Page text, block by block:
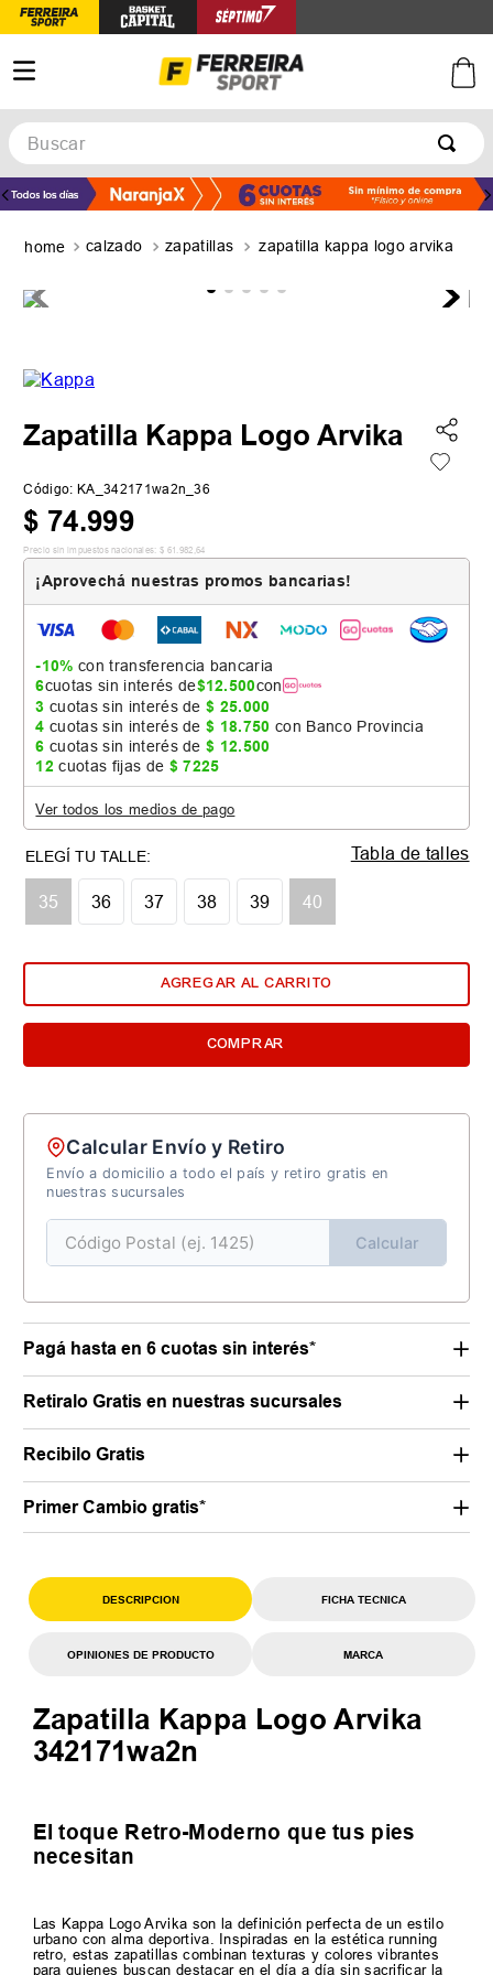
Buscar
calzado zapatillas zapatilla kappa logo arvika
Zapatilla Kappa Logo Arvika
Código: KA_342171wa2n_36
$ 74.999
Precio sin impuestos nacionales: $ 61 982 64
¡Aprovechá nuestras promos bancarias!
-10% con transferencia bancaria
6cuotas sin interés de$12.500con
3 cuotas sin interés de$ 25.000
4 cuotas sin interés de$ 18.750 con Banco Provincia
6 cuotas sin interés de$ 12.500
12 cuotas fijas de $ 7225
Ver todos los medios de pago
35 36 37 38 39 40
Tabla de talles
AGREGAR AL CARRITO
COMPRAR
Calcular Envío y Retiro
Envío a domicilio a todo el país y retiro gratis en
nuestras sucursales
Calcular
Pagá hasta en 6 cuotas sin interés*
Retiralo Gratis en nuestras sucursales
Recibilo Gratis
Primer Cambio gratis*
DESCRIPCION FICHA TECNICA
OPINIONES DE PRODUCTO MARCA
Zapatilla Kappa Logo Arvika
342171wa2n
El toque Retro-Moderno que tus pies
necesitan
Las Kappa Logo Arvika son la definición perfecta de un estilo
urbano con alma deportiva. Inspiradas en la estética running
retro, estas zapatillas combinan texturas y colores vibrantes
para quienes buscan destacar en el día a día sin sacrificar la
TÉRMINOS MÁS BUSCADOS
3.
5. zapatillas adidas